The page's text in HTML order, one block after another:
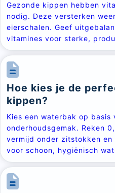
Gezonde kippen hebben
nodig. Deze versterken
eierschalen. Geef
vitamines voor sterke,
Hoe kies je de
kippen?
Kies een waterbak op
onderhoudsgemak. Reken
vermijd onder zitstokken
voor schoon, hygiënisch